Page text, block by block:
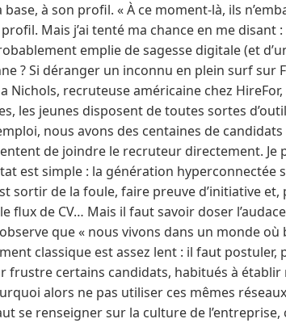
à son profil. « À ce moment-là, ils
Mais j’ai tenté ma chance en me disant
emplie de sagesse digitale (et
? Si déranger un inconnu en plein surf sur
Nichols, recruteuse américaine chez
les jeunes disposent de toutes sortes
nous avons des centaines de
de joindre le recruteur directement. Je
est simple : la génération hyperconnectée
sortir de la foule, faire preuve d’initiative
flux de CV… Mais il faut savoir doser
que « nous vivons dans un monde
classique est assez lent : il faut postuler,
frustre certains candidats, habitués à
alors ne pas utiliser ces mêmes
se renseigner sur la culture de